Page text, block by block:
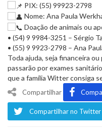
PIX: (55) 99923-2798
Nome: Ana Paula
Doação de animais ou
• (54) 9 9984-3251 – Sérgio
• (55) 9 9923-2798 – Ana
Toda ajuda, seja financeira
passarão por exames
que a família Witter consiga
Compartilhar
Compartilhar no Twitter